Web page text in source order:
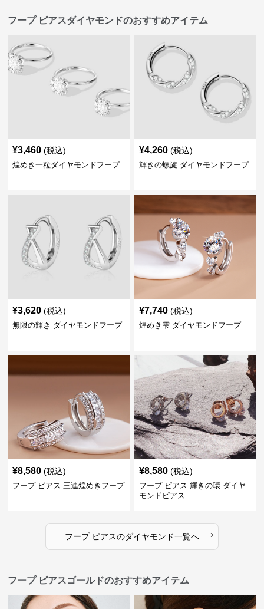
フープ ピアスダイヤモンドのおすすめアイテム
¥3,460 (税込)
煌めき一粒ダイヤモンドフープ
¥4,260 (税込)
輝きの螺旋 ダイヤモンドフープ
¥3,620 (税込)
無限の輝き ダイヤモンドフープ
¥7,740 (税込)
煌めき雫 ダイヤモンドフープ
¥8,580 (税込)
フープ ピアス 三連煌めきフープ
¥8,580 (税込)
フープ ピアス 輝きの環 ダイヤ
モンドピアス
フープ ピアスのダイヤモンド一覧へ ›
フープ ピアスゴールドのおすすめアイテム